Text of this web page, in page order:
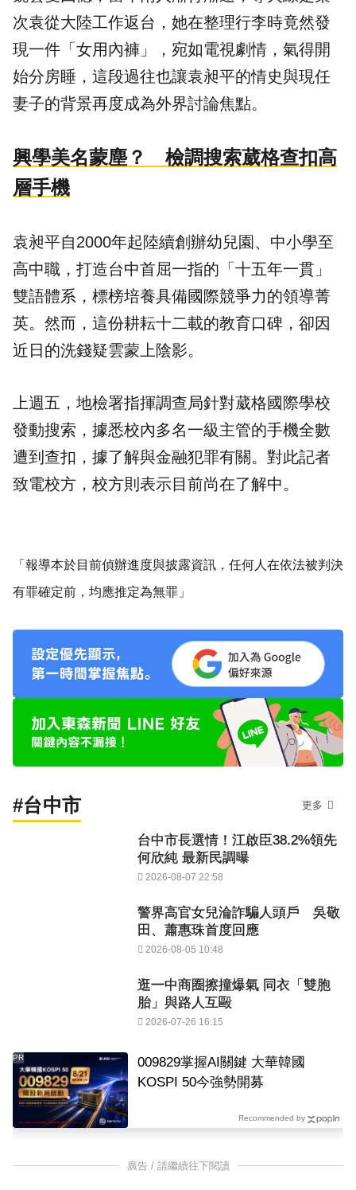
次袁從大陸工作返台，她在整理行李時竟然發
現一件「女用內褲」，宛如電視劇情，氣得開
始分房睡，這段過往也讓袁昶平的情史與現任
妻子的背景再度成為外界討論焦點。
興學美名蒙塵？ 檢調搜索葳格查扣高
層手機
袁昶平自2000年起陸續創辦幼兒園、中小學至
高中職，打造台中首屈一指的「十五年一貫」
雙語體系，標榜培養具備國際競爭力的領導菁
英。然而，這份耕耘十二載的教育口碑，卻因
近日的洗錢疑雲蒙上陰影。
上週五， 地檢署指揮調查局針對葳格國際學校
發動搜索，據悉校內多名一級主管的手機全數
遭到查扣，據了解與金融犯罪有關。對此記者
致電校方，校方則表示目前尚在了解中。
「報導本於目前偵辦進度與披露資訊，任何人在依法被判決
有罪確定前，均應推定為無罪」
#台中市 更多
台中市長選情！江啟臣38.2%領先
何欣純 最新民調曝
2026-08-07 22:58
警界高官女兒淪詐騙人頭戶 吳敬
田、蕭惠珠首度回應
2026-08-05 10:48
逛一中商圈擦撞爆氣 同衣「雙胞
胎」與路人互毆
2026-07-26 16:15
009829掌握AI關鍵 大華韓國
KOSPI 50今強勢開募
PR
Recommended by
廣告 / 請繼續往下閱讀